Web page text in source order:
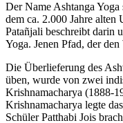
Der Name Ashtanga Yoga
dem ca. 2.000 Jahre alten
Patañjali beschreibt darin
Yoga. Jenen Pfad, der
Die Überlieferung des
üben, wurde von zwei
Krishnamacharya (1888-
Krishnamacharya legte
Schüler Patthabi Jois